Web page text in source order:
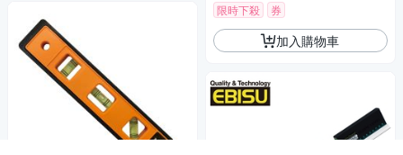
限時下殺 券
加入購物車